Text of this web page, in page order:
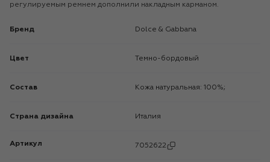
регулируемым ремнем дополнили накладным карманом.
Бренд Dolce & Gabbana
Цвет Темно-бордовый
Состав Кожа натуральная: 100%;
Страна дизайна Италия
Артикул 7052622